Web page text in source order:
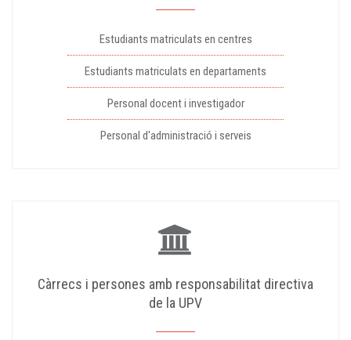
Estudiants matriculats en centres
Estudiants matriculats en departaments
Personal docent i investigador
Personal d'administració i serveis
Càrrecs i persones amb responsabilitat directiva
de la UPV